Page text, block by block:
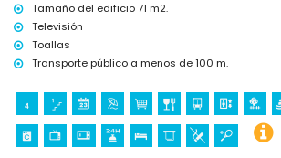
Tamaño del edificio 71 m2.
Televisión
Toallas
Transporte público a menos de 100 m.